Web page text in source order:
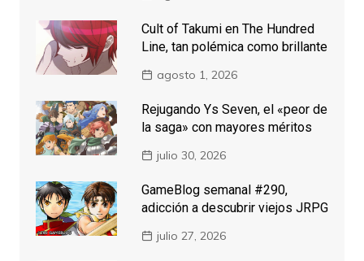
Cult of Takumi en The Hundred
Line, tan polémica como brillante
agosto 1, 2026
Rejugando Ys Seven, el «peor de
la saga» con mayores méritos
julio 30, 2026
GameBlog semanal #290,
adicción a descubrir viejos JRPG
julio 27, 2026